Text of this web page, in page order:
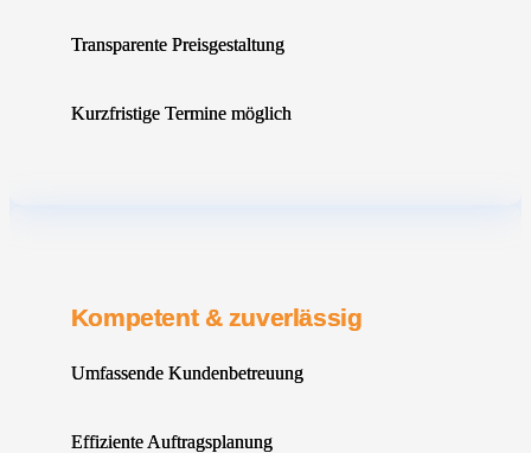
Transparente Preisgestaltung
Kurzfristige Termine möglich
Kompetent & zuverlässig
Umfassende Kundenbetreuung
Effiziente Auftragsplanung